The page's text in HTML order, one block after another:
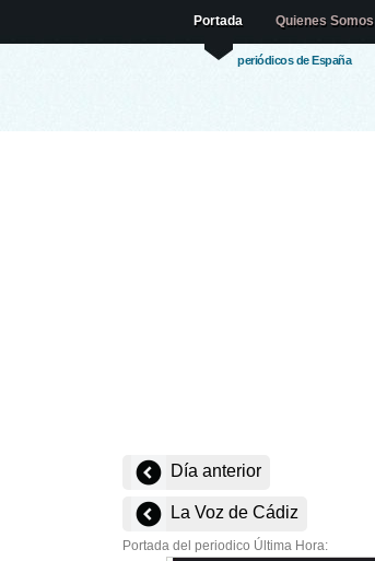
periódicos de España
Portada Quienes Somos
Día anterior
La Voz de Cádiz
Portada del periodico Última Hora: